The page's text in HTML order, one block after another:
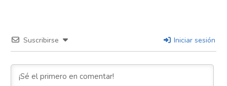
Suscribirse Iniciar sesión